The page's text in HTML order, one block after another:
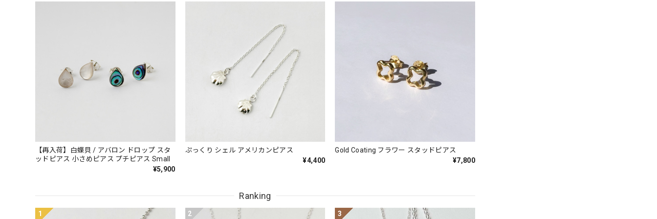
【再入荷】白蝶貝 / アバロン ドロップ スタ
ッドピアス 小さめピアス プチピアス Small
¥5,900
ぷっくり シェル アメリカンピアス
¥4,400
Gold Coating フラワー スタッドピアス
¥7,800
Ranking
1 2 3